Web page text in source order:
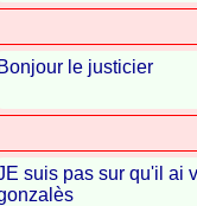
Bonjour le justicier
suis pas sur qu'il ai